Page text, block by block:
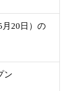
月20日）の
ン